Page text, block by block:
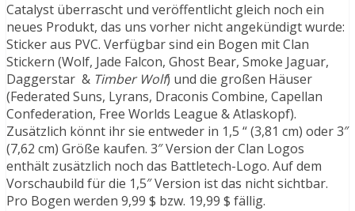
Catalyst überrascht und veröffentlicht gleich noch ein
neues Produkt, das uns vorher nicht angekündigt wurde:
Sticker aus PVC. Verfügbar sind ein Bogen mit Clan
Stickern (Wolf, Jade Falcon, Ghost Bear, Smoke Jaguar,
Daggerstar & Timber Wolf) und die großen Häuser
(Federated Suns, Lyrans, Draconis Combine, Capellan
Confederation, Free Worlds League & Atlaskopf).
Zusätzlich könnt ihr sie entweder in 1,5 “ (3,81 cm) oder 3″
(7,62 cm) Größe kaufen. 3″ Version der Clan Logos
enthält zusätzlich noch das Battletech-Logo. Auf dem
Vorschaubild für die 1,5″ Version ist das nicht sichtbar.
Pro Bogen werden 9,99 $ bzw. 19,99 $ fällig.